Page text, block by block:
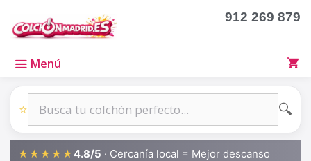
912 269 879
Menú
⭐ 🔍
★★★★★4.8/5 · Cercanía local = Mejor descanso